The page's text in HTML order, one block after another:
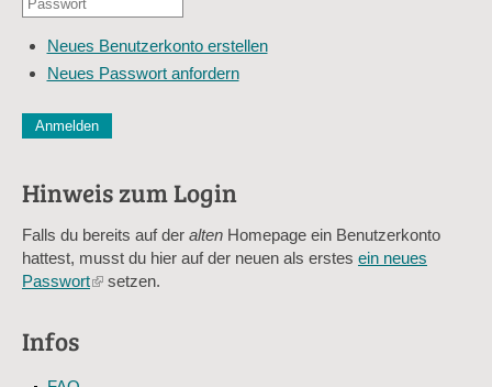
E-
Adresse
Neues Benutzerkonto erstellen
Neues Passwort anfordern
Diese Sicherheitsfrage überprüft, ob Sie ein menschlicher
Sag mir nicht, wie viele Sternlein stehen
Hinweis zum Login
Falls du bereits auf der alten Homepage ein Benutzerkonto
hattest, musst du hier auf der neuen als erstes ein neues
Passwort(linksetzen.
Infos